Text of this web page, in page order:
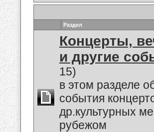
Раздел
Концерты,
и другие
15)
в этом разделе
события
др.культурных
рубежом